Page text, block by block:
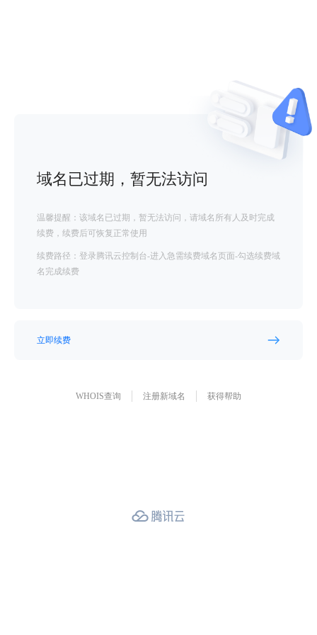
域名已过期，暂无法访问
温馨提醒：该域名已过期，暂无法访问，请域名所有人及时完成
续费，续费后可恢复正常使用
续费路径：登录腾讯云控制台-进入急需续费域名页面-勾选续费域
名完成续费
立即续费
WHOIS查询 注册新域名 获得帮助